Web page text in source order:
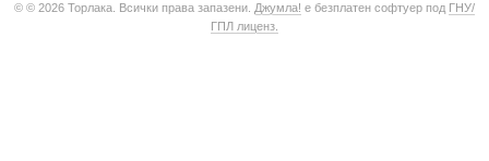
© © 2026 Торлака. Всички права запазени. Джумла! е безплатен софтуер под ГНУ/
ГПЛ лиценз.